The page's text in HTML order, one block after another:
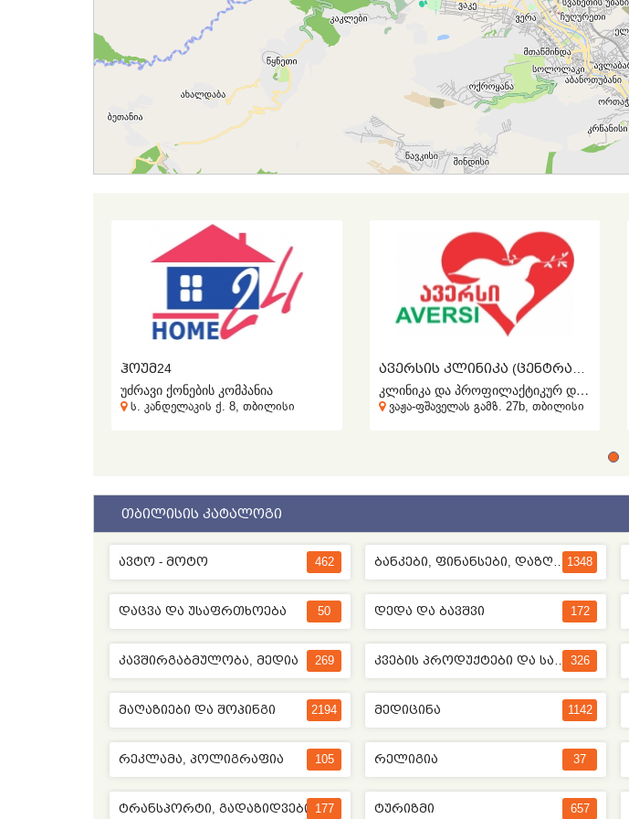
ᲰᲝᲣᲛ24
უძრავი ქონების კომპანია
ს. კანდელაკის ქ. 8, თბილისი
კლინიკა და პროფილაქტიკურ დიაგნოსტიკური ცენტრი
ვაჟა-ფშაველას გამზ. 27b, თბილისი
ᲗᲑᲘᲚᲘᲡᲘᲡ ᲙᲐᲢᲐᲚᲝᲒᲘ
ᲐᲕᲢᲝ - ᲛᲝᲢᲝ 462 ᲑᲐᲜᲙᲔᲑᲘ, ᲤᲘᲜᲐᲜᲡᲔᲑᲘ, ᲓᲐᲖᲦᲕᲔᲕᲐ 1348
ᲓᲐᲪᲕᲐ ᲓᲐ ᲣᲡᲐᲤᲠᲗᲮᲝᲔᲑᲐ 50 ᲓᲔᲓᲐ ᲓᲐ ᲑᲐᲕᲨᲕᲘ 172
ᲙᲐᲕᲨᲘᲠᲒᲐᲑᲛᲣᲚᲝᲑᲐ, ᲛᲔᲓᲘᲐ 269 ᲙᲕᲔᲑᲘᲡ ᲞᲠᲝᲓᲣᲥᲢᲔᲑᲘ ᲓᲐ ᲡᲐᲡᲛᲔᲚᲔᲑᲘ 326
ᲛᲐᲦᲐᲖᲘᲔᲑᲘ ᲓᲐ ᲨᲝᲞᲘᲜᲒᲘ 2194 ᲛᲔᲓᲘᲪᲘᲜᲐ 1142
ᲠᲔᲙᲚᲐᲛᲐ, ᲞᲝᲚᲘᲒᲠᲐᲤᲘᲐ 105 ᲠᲔᲚᲘᲒᲘᲐ 37
ᲢᲠᲐᲜᲡᲞᲝᲠᲢᲘ, ᲒᲐᲓᲐᲖᲘᲓᲕᲔᲑᲘ 177 ᲢᲣᲠᲘᲖᲛᲘ 657